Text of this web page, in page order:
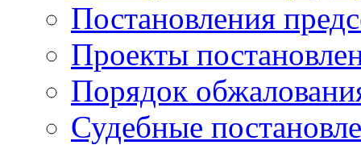
Постановления
Проекты
Порядок
Судебные